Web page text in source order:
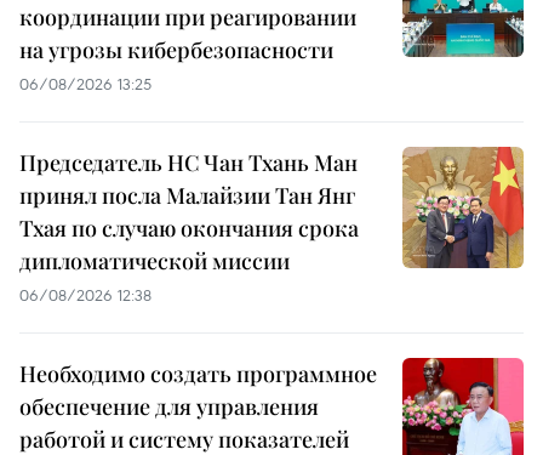
координации при реагировании
на угрозы кибербезопасности
06/08/2026 13:25
Председатель НС Чан Тхань Ман
принял посла Малайзии Тан Янг
Тхая по случаю окончания срока
дипломатической миссии
06/08/2026 12:38
Необходимо создать программное
обеспечение для управления
работой и систему показателей